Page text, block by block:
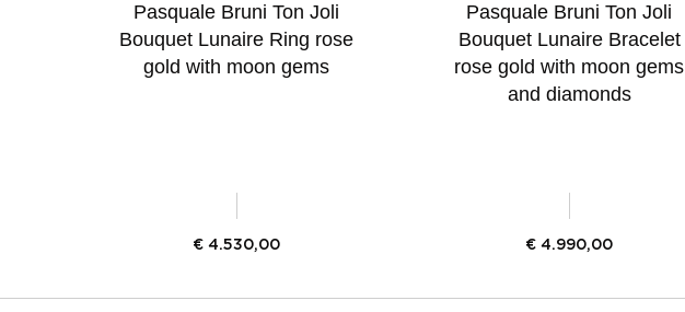
Pasquale Bruni Ton Joli
Bouquet Lunaire Ring rose
gold with moon gems
€ 4.530,00
Pasquale Bruni Ton Joli
Bouquet Lunaire Bracelet
rose gold with moon gems
and diamonds
€ 4.990,00